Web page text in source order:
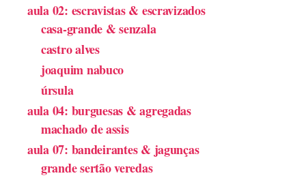
aula 02: escravistas & escravizados
casa-grande & senzala
castro alves
joaquim nabuco
úrsula
aula 04: burguesas & agregadas
machado de assis
aula 07: bandeirantes & jagunças
grande sertão veredas